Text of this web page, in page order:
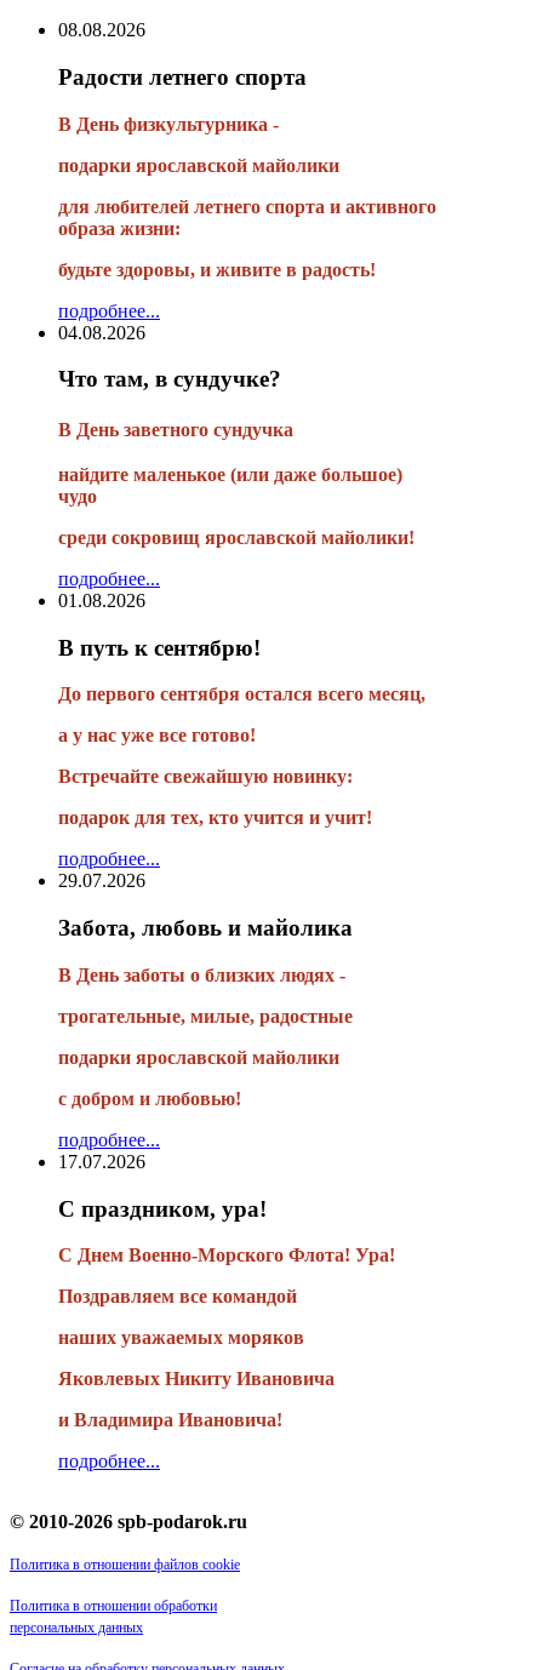
08.08.2026
Радости летнего спорта
В День физкультурника -
подарки ярославской майолики
для любителей летнего спорта и активного
образа жизни:
будьте здоровы, и живите в радость!
подробнее...
04.08.2026
Что там, в сундучке?
В День заветного сундучка
найдите маленькое (или даже большое)
чудо
среди сокровищ ярославской майолики!
подробнее...
01.08.2026
В путь к сентябрю!
До первого сентября остался всего месяц,
а у нас уже все готово!
Встречайте свежайшую новинку:
подарок для тех, кто учится и учит!
подробнее...
29.07.2026
Забота, любовь и майолика
В День заботы о близких людях -
трогательные, милые, радостные
подарки ярославской майолики
с добром и любовью!
подробнее...
17.07.2026
С праздником, ура!
С Днем Военно-Морского Флота! Ура!
Поздравляем все командой
наших уважаемых моряков
Яковлевых Никиту Ивановича
и Владимира Ивановича!
подробнее...
© 2010-2026 spb-podarok.ru
Политика в отношении файлов cookie
Политика в отношении обработки
персональных данных